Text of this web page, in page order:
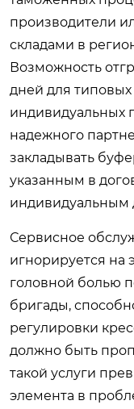
производители
складами в
Возможность
дней для
индивидуальных
надежного
закладывать
указанным в
индивидуальным
Сервисное
игнорируется на
головной болью
бригады,
регулировки
должно быть
такой услуги
элемента в